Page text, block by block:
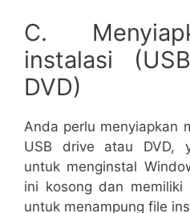
C.
instalasi
DVD)
Anda perlu menyiapkan
USB drive atau DVD,
untuk menginstal
ini kosong dan memiliki
untuk menampung file